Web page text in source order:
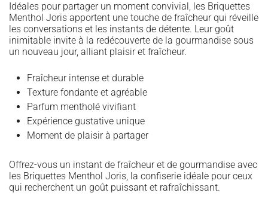
Idéales pour partager un moment convivial, les Briquettes
Menthol Joris apportent une touche de fraîcheur qui réveille
les conversations et les instants de détente. Leur goût
inimitable invite à la redécouverte de la gourmandise sous
un nouveau jour, alliant plaisir et fraîcheur.
Fraîcheur intense et durable
Texture fondante et agréable
Parfum mentholé vivifiant
Expérience gustative unique
Moment de plaisir à partager
Offrez-vous un instant de fraîcheur et de gourmandise avec
les Briquettes Menthol Joris, la confiserie idéale pour ceux
qui recherchent un goût puissant et rafraîchissant.